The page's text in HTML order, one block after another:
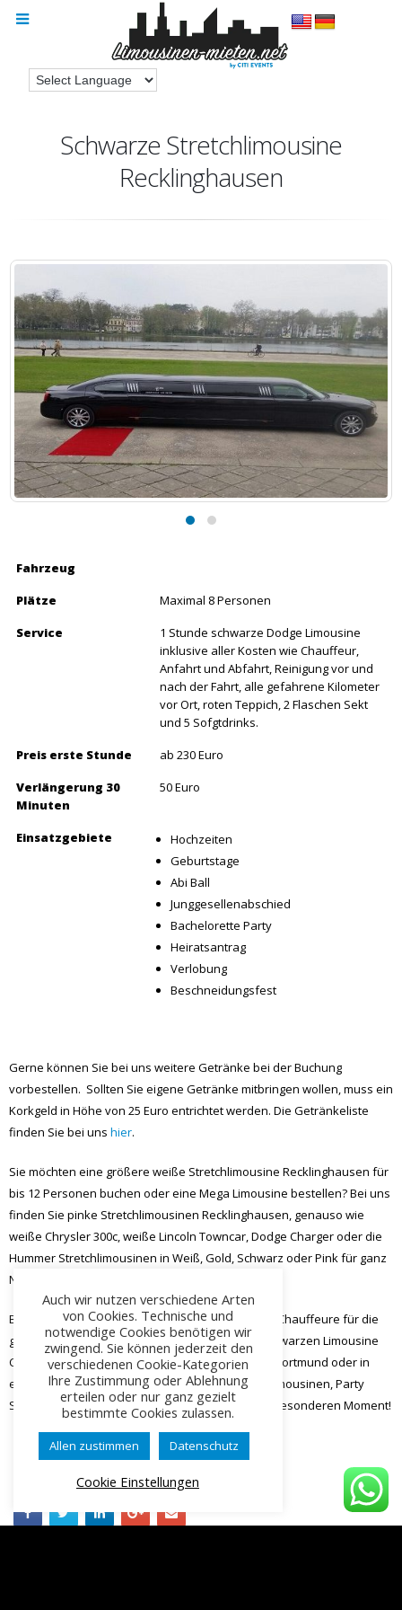
Schwarze Stretchlimousine
Recklinghausen
Fahrzeug
Plätze
Maximal 8 Personen
Service
1 Stunde schwarze Dodge Limousine
inklusive aller Kosten wie Chauffeur,
Anfahrt und Abfahrt, Reinigung vor und
nach der Fahrt, alle gefahrene Kilometer
vor Ort, roten Teppich, 2 Flaschen Sekt
und 5 Sofgtdrinks.
Preis erste Stunde
ab 230 Euro
Verlängerung 30
Minuten
50 Euro
Einsatzgebiete
Hochzeiten
Geburtstage
Abi Ball
Junggesellenabschied
Bachelorette Party
Heiratsantrag
Verlobung
Beschneidungsfest
Gerne können Sie bei uns weitere Getränke bei der Buchung
vorbestellen. Sollten Sie eigene Getränke mitbringen wollen, muss ein
Korkgeld in Höhe von 25 Euro entrichtet werden. Die Getränkeliste
finden Sie bei uns hier.
Sie möchten eine größere weiße Stretchlimousine Recklinghausen für
bis 12 Personen buchen oder eine Mega Limousine bestellen? Bei uns
finden Sie pinke Stretchlimousinen Recklinghausen, genauso wie
weiße Chrysler 300c, weiße Lincoln Towncar, Dodge Charger oder die
Hummer Stretchlimousinen in Weiß, Gold, Schwarz oder Pink für ganz
NRW.
Bestellen Sie unsere Stretchlimousinen inklusive Chauffeure für die
ganz besonderen Limousinenfahrten in einer schwarzen Limousine
Castrop-Rauxel, Stretchlimousine in Schwarz für Dortmund oder in
einer schwarzen Stretchlimo Bochum. Hochzeitslimousinen, Party
Stretchlimousinen und Limousinen für den ganz besonderen Moment!
Auch wir nutzen verschiedene Arten
von Cookies. Technische und
notwendige Cookies benötigen wir
zwingend. Sie können jederzeit den
verschiedenen Cookie-Kategorien
Ihre Zustimmung oder Ablehnung
erteilen oder nur ganz gezielt
bestimmte Cookies zulassen.
Allen zustimmen Datenschutz
Cookie Einstellungen